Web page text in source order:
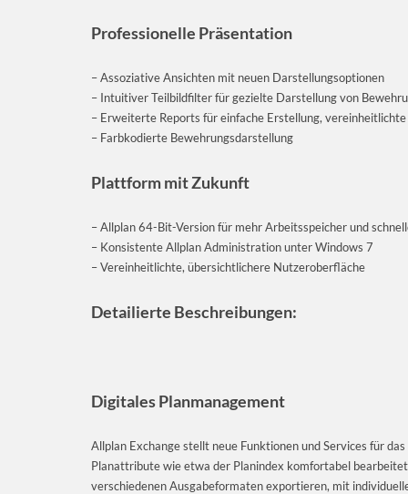
Professionelle Präsentation
– Assoziative Ansichten mit neuen Darstellungsoptionen
– Intuitiver Teilbildfilter für gezielte Darstellung von
– Erweiterte Reports für einfache Erstellung,
– Farbkodierte Bewehrungsdarstellung
Plattform mit Zukunft
– Allplan 64-Bit-Version für mehr Arbeitsspeicher und
– Konsistente Allplan Administration unter Windows 7
– Vereinheitlichte, übersichtlichere Nutzeroberfläche
Detailierte Beschreibungen:
Digitales Planmanagement
Allplan Exchange stellt neue Funktionen und Services für
Planattribute wie etwa der Planindex komfortabel
verschiedenen Ausgabeformaten exportieren, mit